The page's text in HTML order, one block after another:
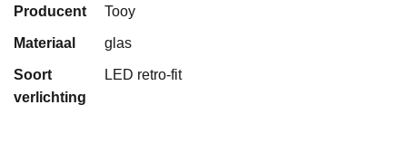
Producent Tooy
Materiaal glas
Soort
verlichting
LED retro-fit